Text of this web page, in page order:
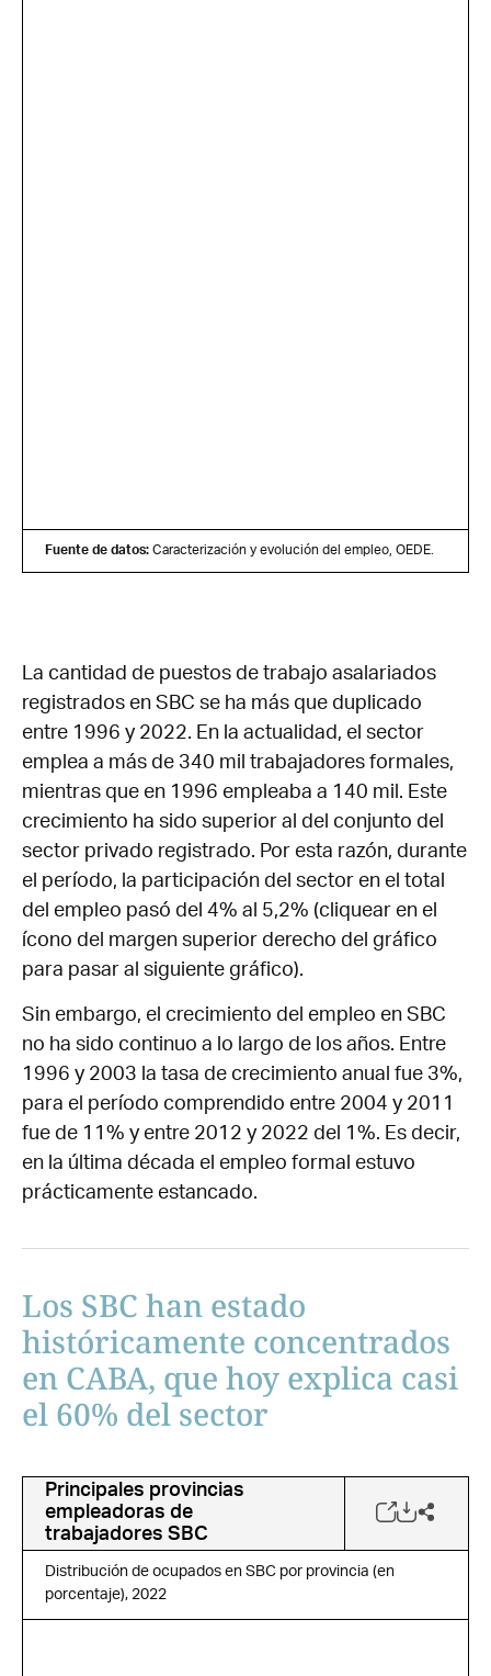
Fuente de datos: Caracterización y evolución del empleo, OEDE.
La cantidad de puestos de trabajo asalariados
registrados en SBC se ha más que duplicado
entre 1996 y 2022. En la actualidad, el sector
emplea a más de 340 mil trabajadores formales,
mientras que en 1996 empleaba a 140 mil. Este
crecimiento ha sido superior al del conjunto del
sector privado registrado. Por esta razón, durante
el período, la participación del sector en el total
del empleo pasó del 4% al 5,2% (cliquear en el
ícono del margen superior derecho del gráfico
para pasar al siguiente gráfico).
Sin embargo, el crecimiento del empleo en SBC
no ha sido continuo a lo largo de los años. Entre
1996 y 2003 la tasa de crecimiento anual fue 3%,
para el período comprendido entre 2004 y 2011
fue de 11% y entre 2012 y 2022 del 1%. Es decir,
en la última década el empleo formal estuvo
prácticamente estancado.
Los SBC han estado
históricamente concentrados
en CABA, que hoy explica casi
el 60% del sector
Principales provincias
empleadoras de
trabajadores SBC
Distribución de ocupados en SBC por provincia (en
porcentaje), 2022